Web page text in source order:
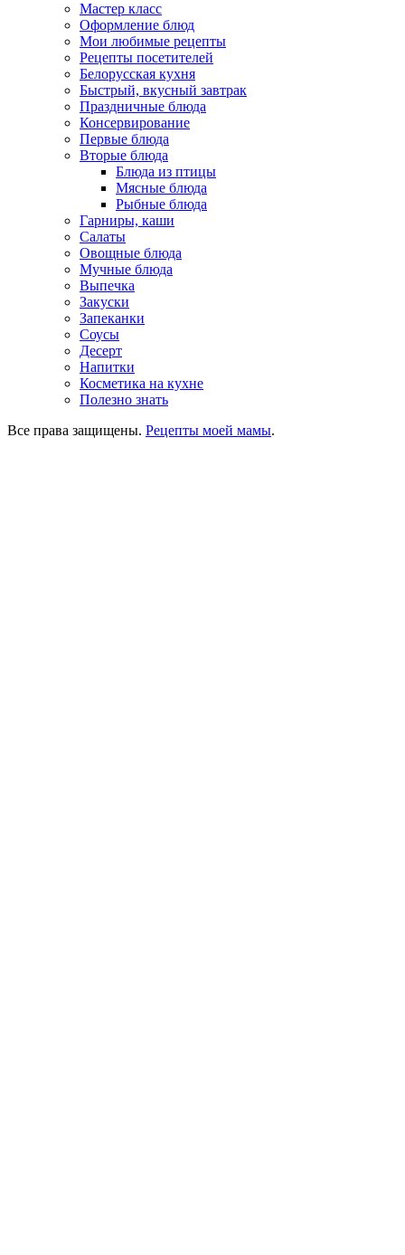
Мастер класс
Оформление блюд
Мои любимые рецепты
Рецепты посетителей
Белорусская кухня
Быстрый, вкусный завтрак
Праздничные блюда
Консервирование
Первые блюда
Вторые блюда
Блюда из птицы
Мясные блюда
Рыбные блюда
Гарниры, каши
Салаты
Овощные блюда
Мучные блюда
Выпечка
Закуски
Запеканки
Соусы
Десерт
Напитки
Косметика на кухне
Полезно знать
Все права защищены. Рецепты моей мамы.